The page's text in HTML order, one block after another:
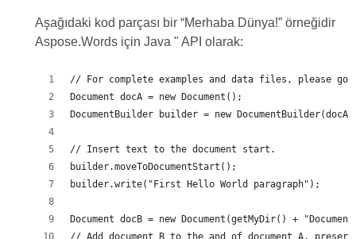
Aşağıdaki kod parçası bir “Merhaba Dünya!” örneğidir
Aspose.Words için Java " API olarak: